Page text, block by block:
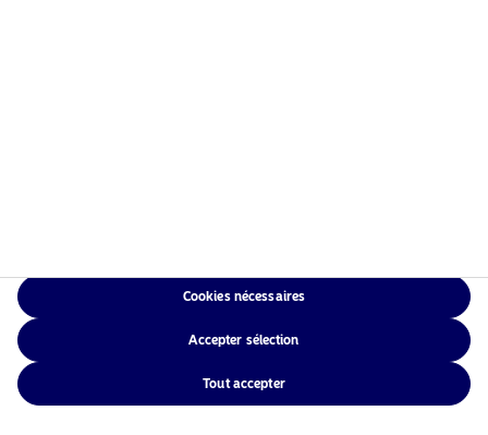
Cookies nécessaires
Accepter sélection
Tout accepter